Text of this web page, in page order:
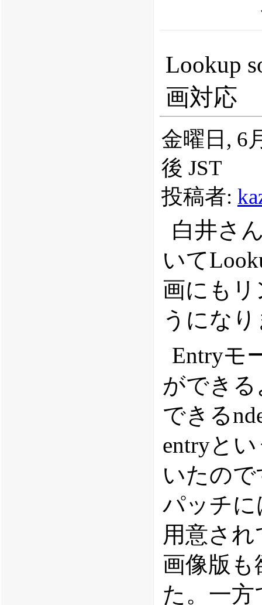
Lookup
画対応
金曜日, 6
後 JST
投稿者:
白井さ
いて
画にも
うにな
Entryモ
ができ
できる
entryと
いたの
パッチ
用意さ
画像版
た。一